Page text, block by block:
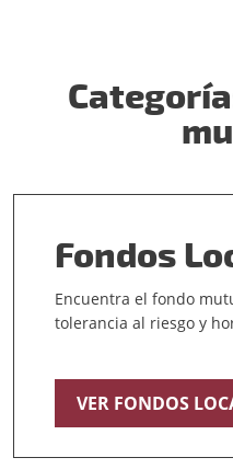
Fondos
Encuentra el fondo
tolerancia al riesgo y
VER FONDOS